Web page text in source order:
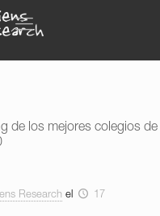
de los mejores colegios de
Research el
17